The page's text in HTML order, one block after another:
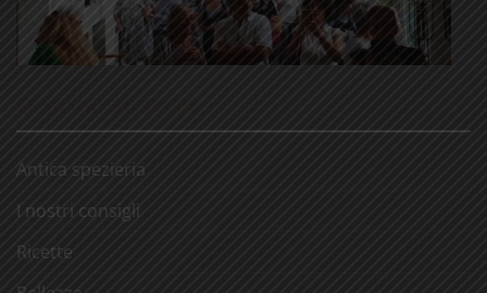
Antica spezieria
I nostri consigli
Ricette